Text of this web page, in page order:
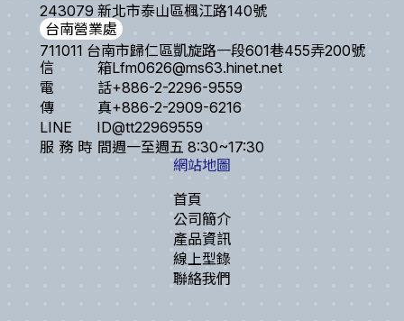
243079 新北市泰山區楓江路140號
台南營業處
711011 台南市歸仁區凱旋路一段601巷455弄200號
信箱Lfm0626@ms63.hinet.net
電話+886-2-2296-9559
傳真+886-2-2909-6216
LINE ID@tt22969559
服務時間週一至週五 8:30~17:30
網站地圖
首頁
公司簡介
產品資訊
線上型錄
聯絡我們